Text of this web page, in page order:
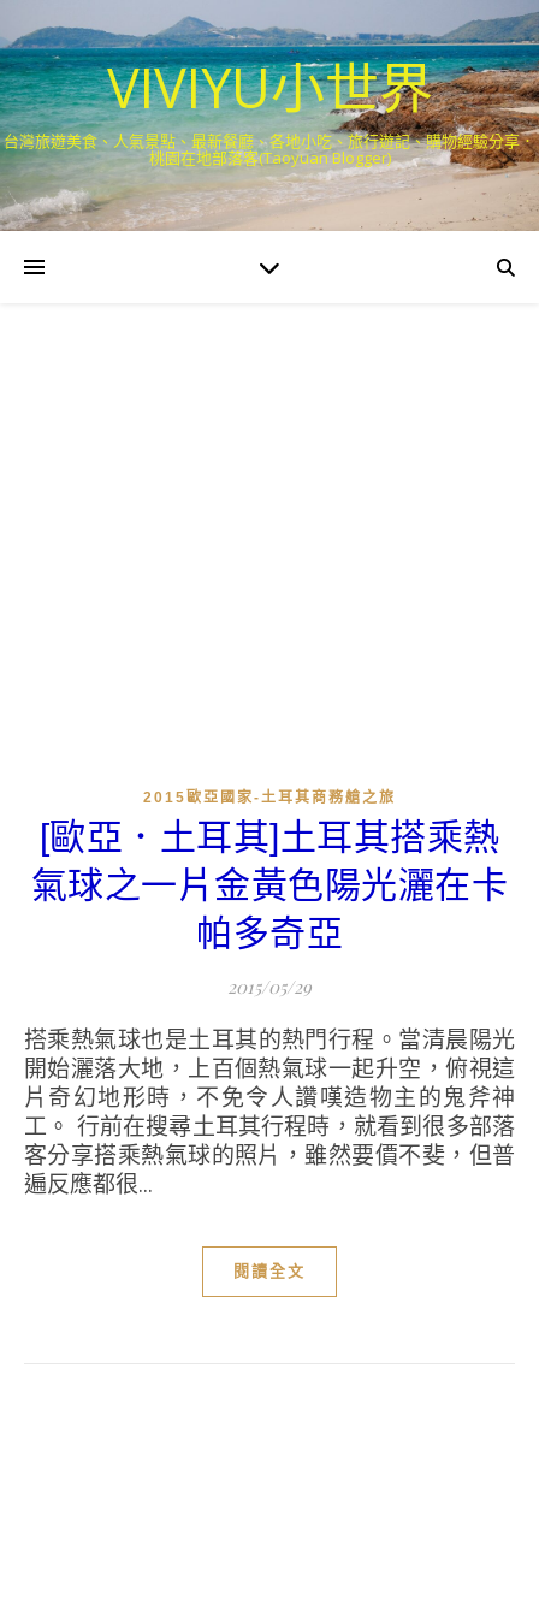
VIVIYU小世界
台灣旅遊美食、人氣景點、最新餐廳、各地小吃、旅行遊記、購物經驗分享．
桃園在地部落客(Taoyuan Blogger)
2015歐亞國家-土耳其商務艙之旅
[歐亞．土耳其]土耳其搭乘熱
氣球之一片金黃色陽光灑在卡
帕多奇亞
2015/05/29
搭乘熱氣球也是土耳其的熱門行程。當清晨陽光
開始灑落大地，上百個熱氣球一起升空，俯視這
片奇幻地形時，不免令人讚嘆造物主的鬼斧神
工。 行前在搜尋土耳其行程時，就看到很多部落
客分享搭乘熱氣球的照片，雖然要價不斐，但普
遍反應都很...
閱讀全文